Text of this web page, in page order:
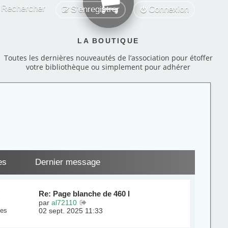
Connexion
S’enregistrer
Rechercher
LA BOUTIQUE
Toutes les dernières nouveautés de l’association pour étoffer
votre bibliothèque ou simplement pour adhérer
Dernier message
Re: Page blanche de 460 l
paral72110
o
02 sept. 2025 11:33